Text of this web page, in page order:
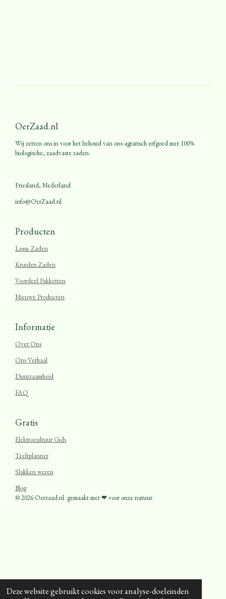
Deze website gebruikt cookies voor analyse-doeleinden
OerZaad.nl
Wij zetten ons in voor het behoud van ons agrarisch erfgoed met 100%
biologische, zaadvaste zaden.
Friesland, Nederland
info@OerZaad.nl
Producten
Losse Zaden
Kruiden Zaden
Voordeel Pakketten
Nieuwe Producten
Informatie
Over Ons
Ons Verhaal
Duurzaamheid
FAQ
Gratis
Elektrocultuur Gids
Teeltplanner
Slakken weren
Blog
© 2026 Oerzaad.nl gemaakt met ❤ voor onze natuur.